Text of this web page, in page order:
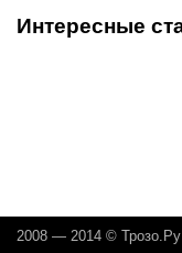
Интересные
2008 — 2014 © Трозо.Ру